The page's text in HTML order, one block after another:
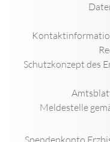
Schutzkonzept des
Meldestelle